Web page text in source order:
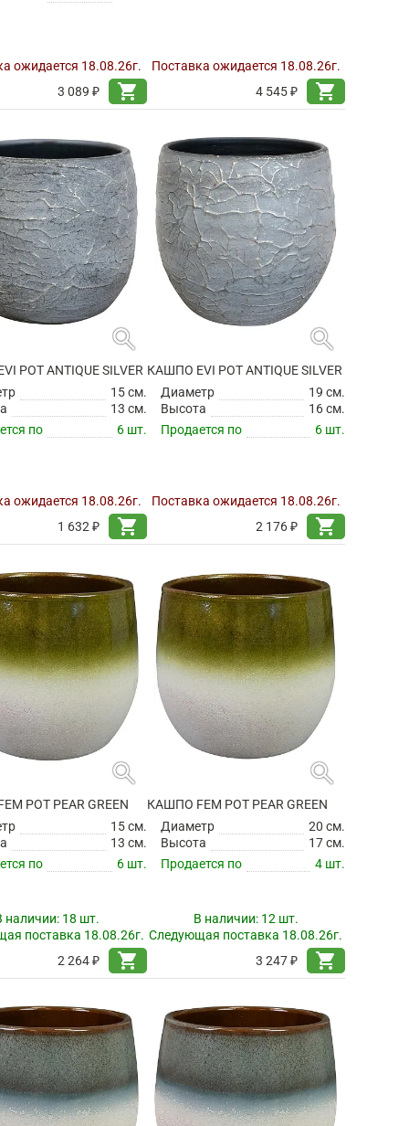
ожидается 18.08.26г.
3 089 ₽
shopping_cart
Поставка ожидается 18.08.26г.
4 545 ₽
shopping_cart
search
POT ANTIQUE SILVER
15 см.
13 см.
по
6 шт.
ожидается 18.08.26г.
1 632 ₽
shopping_cart
search
КАШПО EVI POT ANTIQUE SILVER
Диаметр
19 см.
Высота
16 см.
Продается по
6 шт.
Поставка ожидается 18.08.26г.
2 176 ₽
shopping_cart
search
POT PEAR GREEN
15 см.
13 см.
по
6 шт.
наличии: 18 шт.
поставка 18.08.26г.
2 264 ₽
shopping_cart
search
КАШПО FEM POT PEAR GREEN
Диаметр
20 см.
Высота
17 см.
Продается по
4 шт.
В наличии: 12 шт.
Следующая поставка 18.08.26г.
3 247 ₽
shopping_cart